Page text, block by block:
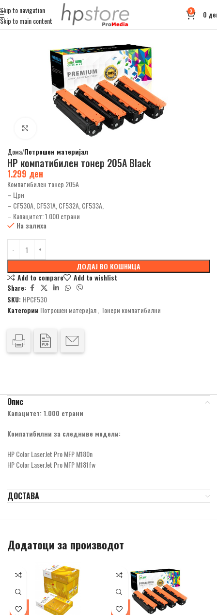
Skip to navigation
Skip to main content
0 0
Click to enlarge
Дома Потрошен материјал
НР компатибилен тонер 205A Black
1.299 ден
Компатибилен тонер 205A
– Црн
– CF530A, CF531A, CF532A, CF533A,
– Капацитет: 1.000 страни
На залиха
ДОДАЈ ВО КОШНИЦА
Add to compare
Add to wishlist
Share:
SKU: HPCF530
Категории Потрошен материјал, Тонери компатибилни
Опис
Капацитет: 1.000 страни
Компатибилни за следниве модели:
HP Color LaserJet Pro MFP M180n
HP Color LaserJet Pro MFP M181fw
ДОСТАВА
Додатоци за производот